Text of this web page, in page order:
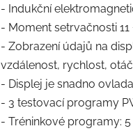
- Indukční
- Moment setrvačnosti 11
- Zobrazení údajů na
vzdálenost, rychlost,
- Displej je snadno
- 3 testovací programy
- Tréninkové programy: